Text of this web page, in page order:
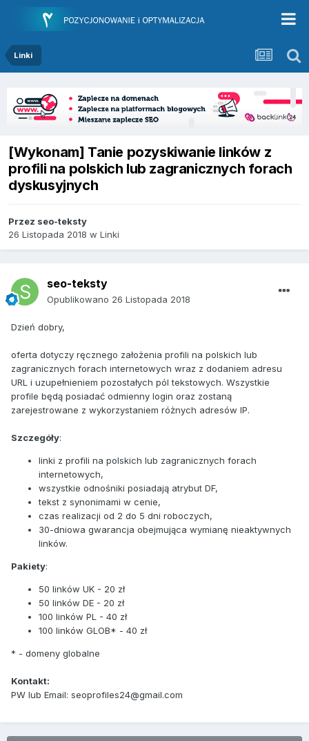
Linki
[Wykonam] Tanie pozyskiwanie linków z
profili na polskich lub zagranicznych forach
dyskusyjnych
Przez seo-teksty
26 Listopada 2018 w Linki
seo-teksty
Opublikowano 26 Listopada 2018
Dzień dobry,
oferta dotyczy ręcznego założenia profili na polskich lub
zagranicznych forach internetowych wraz z dodaniem adresu
URL i uzupełnieniem pozostałych pól tekstowych. Wszystkie
profile będą posiadać odmienny login oraz zostaną
zarejestrowane z wykorzystaniem różnych adresów IP.
Szczegóły:
linki z profili na polskich lub zagranicznych forach
internetowych,
wszystkie odnośniki posiadają atrybut DF,
tekst z synonimami w cenie,
czas realizacji od 2 do 5 dni roboczych,
30-dniowa gwarancja obejmująca wymianę nieaktywnych
linków.
Pakiety:
50 linków UK - 20 zł
50 linków DE - 20 zł
100 linków PL - 40 zł
100 linków GLOB* - 40 zł
* - domeny globalne
Kontakt:
PW lub Email: seoprofiles24@gmail.com